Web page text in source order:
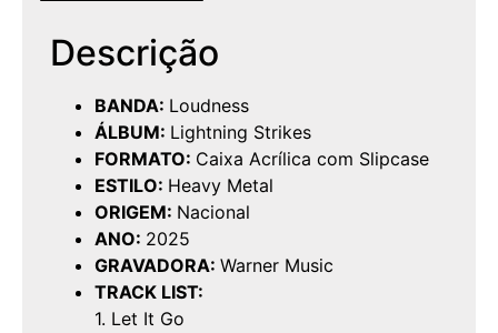
Descrição
BANDA: Loudness
ÁLBUM: Lightning Strikes
FORMATO: Caixa Acrílica com Slipcase
ESTILO: Heavy Metal
ORIGEM: Nacional
ANO: 2025
GRAVADORA: Warner Music
TRACK LIST:
1. Let It Go